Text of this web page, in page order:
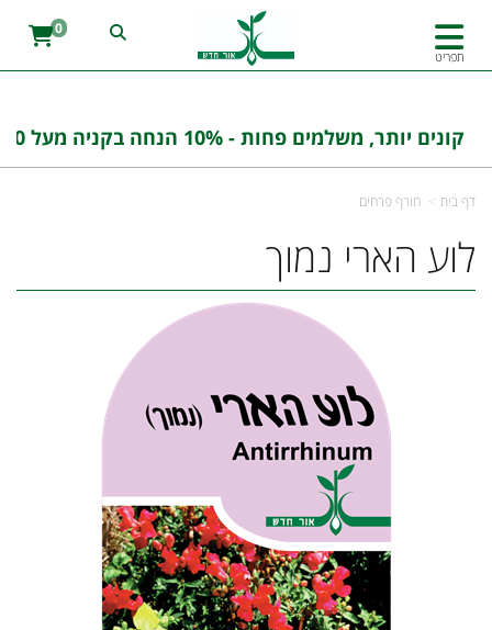
תפריט
0
קונים יותר, משלמים פחות - 10% הנחה בקניה מעל 100 ש''ח בהזנת הקוד : אורחדש10
דף בית חורף פרחים
לוע הארי נמוך